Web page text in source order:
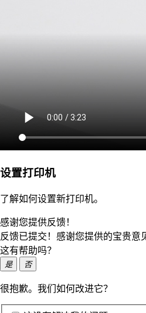
设置打印机
了解如何设置新打印机。
感谢您提供反馈！
反馈已提交！感谢您提供的宝贵意
这有帮助吗？
是 否
很抱歉。我们如何改进它？